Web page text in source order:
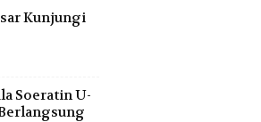
Kunjungi
Soeratin U-